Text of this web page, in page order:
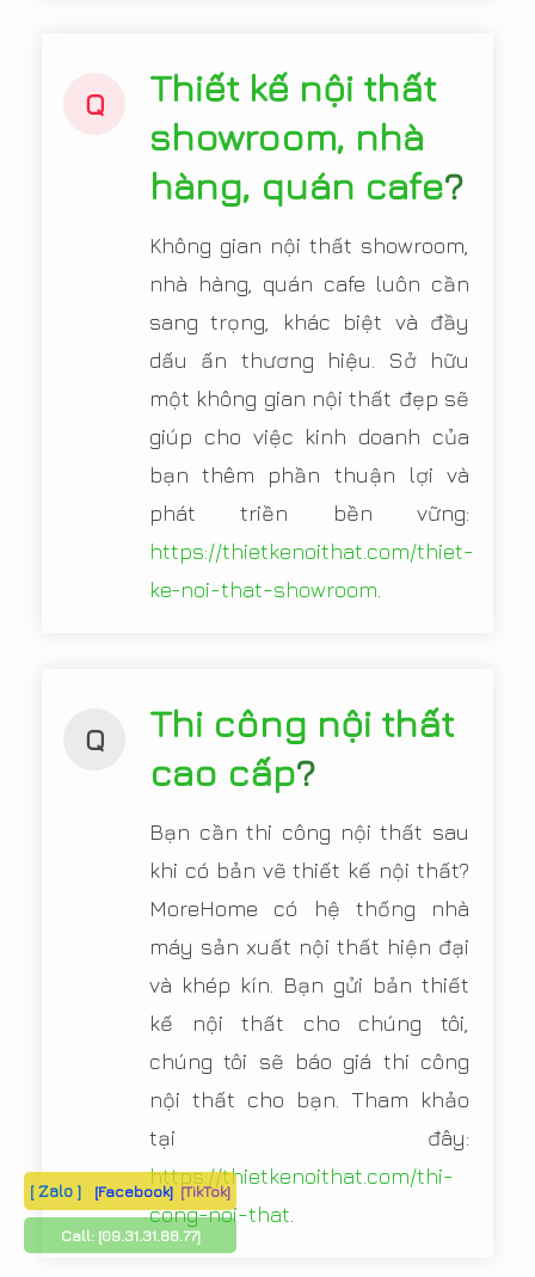
Q
Thiết kế nội thất
showroom, nhà
hàng, quán cafe?
Không gian nội thất showroom,
nhà hàng, quán cafe luôn cần
sang trọng, khác biệt và đầy
dấu ấn thương hiệu. Sở hữu
một không gian nội thất đẹp sẽ
giúp cho việc kinh doanh của
bạn thêm phần thuận lợi và
phát triền bền vững:
https://thietkenoithat.com/thiet-
ke-noi-that-showroom
Q
Thi công nội thất
cao cấp?
Bạn cần thi công nội thất sau
khi có bản vẽ thiết kế nội thất?
MoreHome có hệ thống nhà
máy sản xuất nội thất hiện đại
và khép kín. Bạn gửi bản thiết
kế nội thất cho chúng tôi,
chúng tôi sẽ báo giá thi công
nội thất cho bạn. Tham khảo
tại đây:
https://thietkenoithat.com/thi-
cong-noi-that
[ Zalo ] [Facebook] [TikTok]
Call: [09.31.31.88.77]